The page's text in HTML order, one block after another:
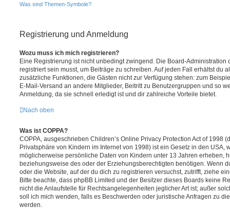
Was sind Themen-Symbole?
Registrierung und Anmeldung
Wozu muss ich mich registrieren?
Eine Registrierung ist nicht unbedingt zwingend. Die Board-Administration
registriert sein musst, um Beiträge zu schreiben. Auf jeden Fall erhältst du
zusätzliche Funktionen, die Gästen nicht zur Verfügung stehen: zum
E-Mail-Versand an andere Mitglieder, Beitritt zu Benutzergruppen und so
Anmeldung, da sie schnell erledigt ist und dir zahlreiche Vorteile bietet.
Nach oben
Was ist COPPA?
COPPA, ausgeschrieben Children’s Online Privacy Protection Act of 1998
Privatsphäre von Kindern im Internet von 1998) ist ein Gesetz in den USA,
möglicherweise persönliche Daten von Kindern unter 13 Jahren erheben,
beziehungsweise des oder der Erziehungsberechtigten benötigen. Wenn
oder die Website, auf der du dich zu registrieren versuchst, zutrifft, ziehe
Bitte beachte, dass phpBB Limited und der Besitzer dieses Boards keine
nicht die Anlaufstelle für Rechtsangelegenheiten jeglicher Art ist; außer
soll ich mich wenden, falls es Beschwerden oder juristische Anfragen zu
werden.